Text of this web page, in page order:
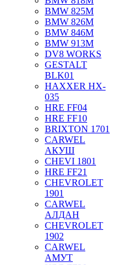
BMW 825M
BMW 826M
BMW 846M
BMW 913M
DV8 WORKS
GESTALT
BLK01
HAXXER HX-
035
HRE FF04
HRE FF10
BRIXTON 1701
CARWEL
АКУШ
CHEVI 1801
HRE FF21
CHEVROLET
1901
CARWEL
АЛДАН
CHEVROLET
1902
CARWEL
АМУТ